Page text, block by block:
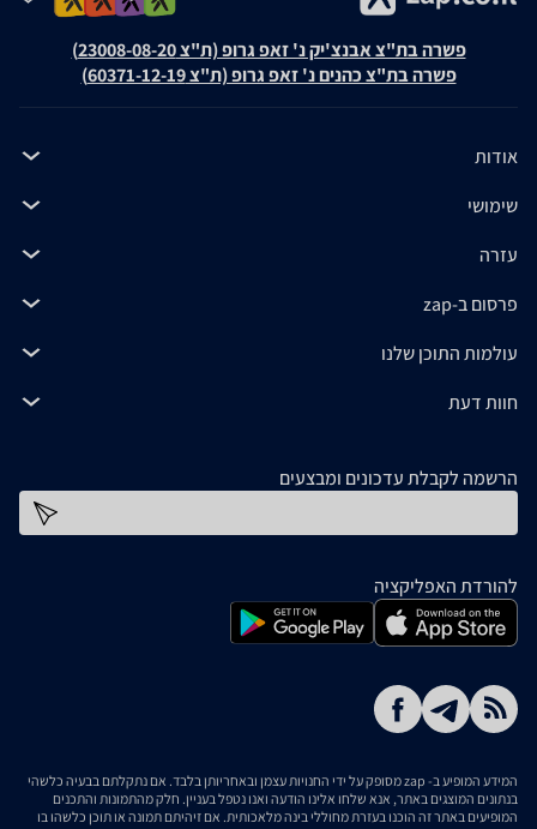
פשרה בת"צ אבנצ'יק נ' זאפ גרופ (ת"צ 23008-08-20)
פשרה בת"צ כהנים נ' זאפ גרופ (ת"צ 60371-12-19)
אודות
שימושי
עזרה
פרסום ב-zap
עולמות התוכן שלנו
חוות דעת
הרשמה לקבלת עדכונים ומבצעים
להורדת האפליקציה
המידע המופיע ב- zap מסופק על ידי החנויות עצמן ובאחריותן בלבד. אם נתקלתם בבעיה כלשהי
בנתונים המוצגים באתר, אנא שלחו אלינו הודעה ואנו נטפל בעניין. חלק מהתמונות והתכנים
המופיעים באתר זה הוכנו בעזרת מחוללי בינה מלאכותית. אם זיהיתם תמונה או תוכן כלשהו בו